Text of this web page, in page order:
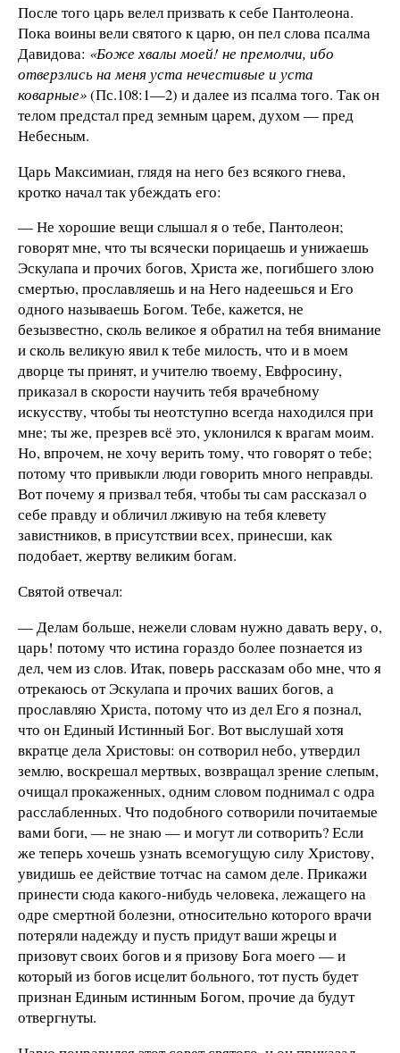
После того царь велел призвать к себе Пантолеона.
Пока воины вели святого к царю, он пел слова псалма
Давидова: «Боже хвалы моей! не премолчи, ибо
отверзлись на меня уста нечестивые и уста
коварные»(Пс.108:1—2) и далее из псалма того. Так он
телом предстал пред земным царем, духом — пред
Небесным.
Царь Максимиан, глядя на него без всякого гнева,
кротко начал так убеждать его:
— Не хорошие вещи слышал я о тебе, Пантолеон;
говорят мне, что ты всячески порицаешь и унижаешь
Эскулапа и прочих богов, Христа же, погибшего злою
смертью, прославляешь и на Него надеешься и Его
одного называешь Богом. Тебе, кажется, не
безызвестно, сколь великое я обратил на тебя внимание
и сколь великую явил к тебе милость, что и в моем
дворце ты принят, и учителю твоему, Евфросину,
приказал в скорости научить тебя врачебному
искусству, чтобы ты неотступно всегда находился при
мне; ты же, презрев всё это, уклонился к врагам моим.
Но, впрочем, не хочу верить тому, что говорят о тебе;
потому что привыкли люди говорить много неправды.
Вот почему я призвал тебя, чтобы ты сам рассказал о
себе правду и обличил лживую на тебя клевету
завистников, в присутствии всех, принесши, как
подобает, жертву великим богам.
Святой отвечал:
— Делам больше, нежели словам нужно давать веру, о,
царь! потому что истина гораздо более познается из
дел, чем из слов. Итак, поверь рассказам обо мне, что я
отрекаюсь от Эскулапа и прочих ваших богов, а
прославляю Христа, потому что из дел Его я познал,
что он Единый Истинный Бог. Вот выслушай хотя
вкратце дела Христовы: он сотворил небо, утвердил
землю, воскрешал мертвых, возвращал зрение слепым,
очищал прокаженных, одним словом поднимал с одра
расслабленных. Что подобного сотворили почитаемые
вами боги, — не знаю — и могут ли сотворить? Если
же теперь хочешь узнать всемогущую силу Христову,
увидишь ее действие тотчас на самом деле. Прикажи
принести сюда какого-нибудь человека, лежащего на
одре смертной болезни, относительно которого врачи
потеряли надежду и пусть придут ваши жрецы и
призовут своих богов и я призову Бога моего — и
который из богов исцелит больного, тот пусть будет
признан Единым истинным Богом, прочие да будут
отвергнуты.